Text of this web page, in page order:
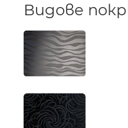
Видове